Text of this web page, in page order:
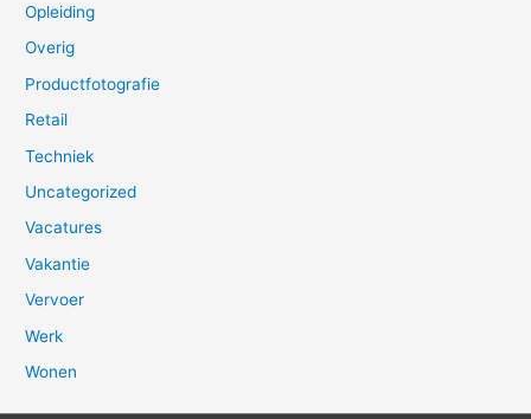
Opleiding
Overig
Productfotografie
Retail
Techniek
Uncategorized
Vacatures
Vakantie
Vervoer
Werk
Wonen